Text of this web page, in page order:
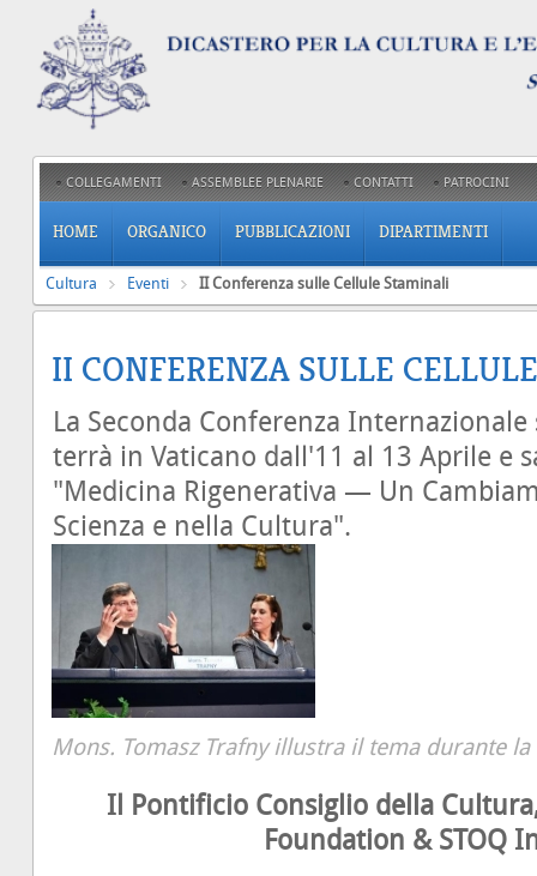
COLLEGAMENTI ASSEMBLEE PLENARIE CONTATTI PATROCINI
HOME ORGANICO PUBBLICAZIONI DIPARTIMENTI
Cultura Eventi II Conferenza sulle Cellule Staminali
II CONFERENZA SULLE
La Seconda Conferenza
terrà in Vaticano dall'11 al 13 Aprile e
"Medicina Rigenerativa — Un
Scienza e nella Cultura".
Mons. Tomasz Trafny illustra il tema durante la
Il Pontificio Consiglio della
Foundation & STOQ